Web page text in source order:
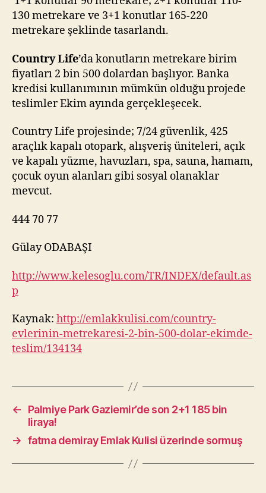
130 metrekare ve 3+1 konutlar 165-220
metrekare şeklinde tasarlandı.
Country Life’da konutların metrekare birim
fiyatları 2 bin 500 dolardan başlıyor. Banka
kredisi kullanımının mümkün olduğu projede
teslimler Ekim ayında gerçekleşecek.
Country Life projesinde; 7/24 güvenlik, 425
araçlık kapalı otopark, alışveriş üniteleri, açık
ve kapalı yüzme, havuzları, spa, sauna, hamam,
çocuk oyun alanları gibi sosyal olanaklar
mevcut.
444 70 77
Gülay ODABAŞI
http://www.kelesoglu.com/TR/INDEX/default.as
p
Kaynak: http://emlakkulisi.com/country-
evlerinin-metrekaresi-2-bin-500-dolar-ekimde-
teslim/134134
←
Palmiye Park Gaziemir’de son 2+1 185 bin
liraya!
→ fatma demiray Emlak Kulisi üzerinde sormuş